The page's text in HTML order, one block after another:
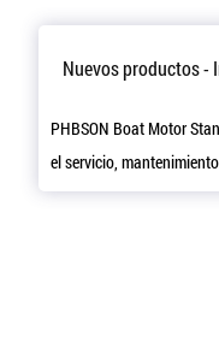
Nuevos productos -
PHBSON Boat Motor
el servicio,